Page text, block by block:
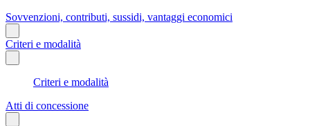
Sovvenzioni, contributi, sussidi, vantaggi economici
Criteri e modalità
Criteri e modalità
Atti di concessione